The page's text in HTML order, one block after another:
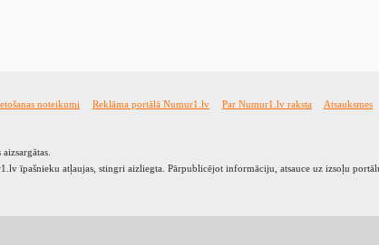
noteikumi Reklāma portālā Numur1.lv Par Numur1.lv raksta Atsauksmes
īpašnieku atļaujas, stingri aizliegta. Pārpublicējot informāciju, atsauce uz izsoļu